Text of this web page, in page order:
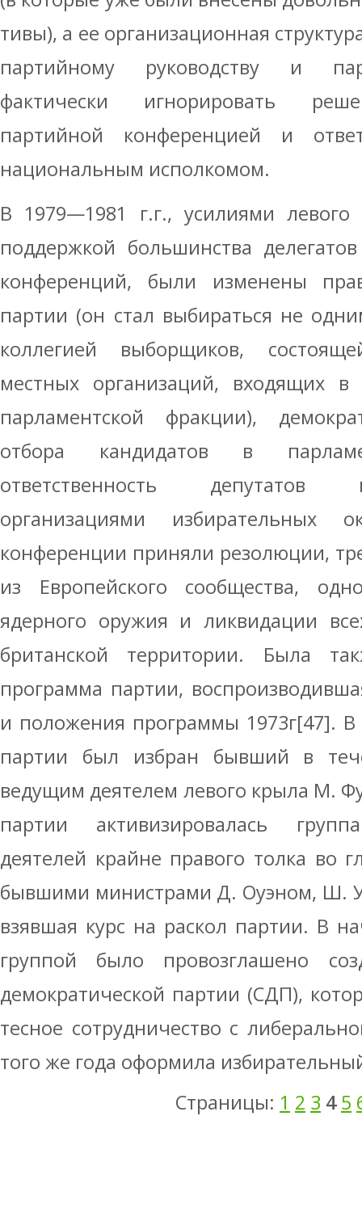
тивы), а ее организационная
партийному руководству и
фактически игнорировать
партийной конференцией и
национальным исполкомом.
В 1979—1981 г.г., усилиями левого
поддержкой большинства
кон­ференций, были изменены
партии (он стал выбираться не
коллегией выбор­щиков,
местных организаций, входя­щих
парламентской фракции),
отбора кандидатов в
ответственность
организациями избирательных
конференции приняли резолюции,
из Европейского сооб­щества,
ядерного оружия и ликвидации
британской территории. Была
программа партии,
и положения программы 1973г[47].
партии был избран бывший в
ведущим деятелем левого крыла М.
партии активизировалась
деятелей крайне правого толка во
бывшими министрами Д. Оуэном, Ш.
взявшая курс на раскол партии. В
группой было провозглашено
демократической партии (СДП),
тесное сотрудничество с
того же года оформила
Страницы: 1 2 3 4 5